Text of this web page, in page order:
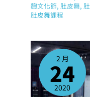
麴文化節,肚皮舞,
肚皮舞課程
2 月
24
2020